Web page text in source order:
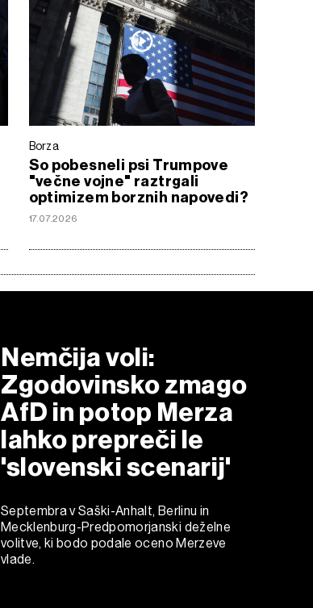
Borza
So pobesneli psi Trumpove
"večne vojne" raztrgali
optimizem borznih napovedi?
17.07.2026
Nemčija voli:
Zgodovinsko zmago
AfD in potop Merza
lahko prepreči le
'slovenski scenarij'
Septembra v Saški-Anhalt, Berlinu in
Mecklenburg-Predpomorjanski deželne
volitve, ki bodo podale oceno Merzeve
vlade.